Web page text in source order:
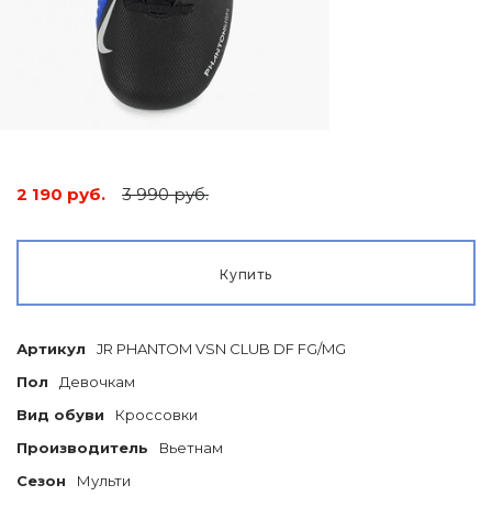
2 190 руб. 3 990 руб.
Купить
Артикул
JR PHANTOM VSN CLUB DF FG/MG
Пол
Девочкам
Вид обуви
Кроссовки
Производитель
Вьетнам
Сезон
Мульти